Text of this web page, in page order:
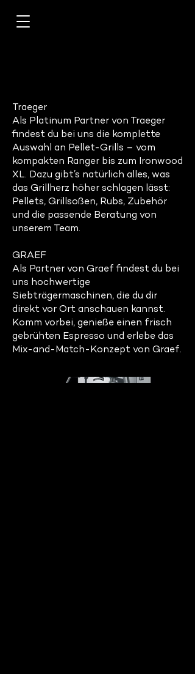
Traeger
Als Platinum Partner von Traeger
findest du bei uns die komplette
Auswahl an Pellet-Grills – vom
kompakten Ranger bis zum Ironwood
XL. Dazu gibt’s natürlich alles, was
das Grillherz höher schlagen lässt:
Pellets, Grillsoßen, Rubs, Zubehör
und die passende Beratung von
unserem Team.
GRAEF
Als Partner von Graef findest du bei
uns hochwertige
Siebträgermaschinen, die du dir
direkt vor Ort anschauen kannst.
Komm vorbei, genieße einen frisch
gebrühten Espresso und erlebe das
Mix-and-Match-Konzept von Graef.